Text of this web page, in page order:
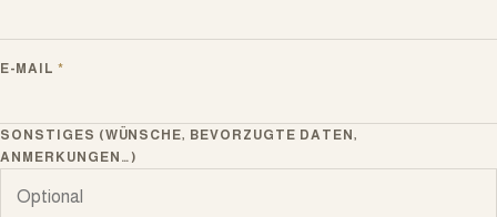
E-MAIL *
SONSTIGES (WÜNSCHE, BEVORZUGTE DATEN,
ANMERKUNGEN…)